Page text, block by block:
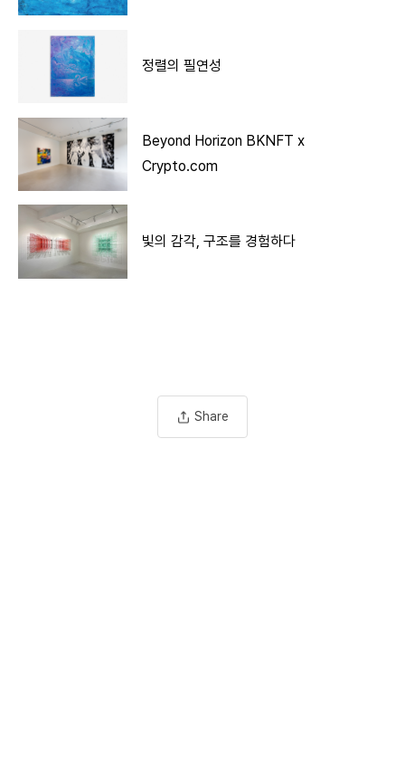
정렬의 필연성
Beyond Horizon BKNFT x
Crypto.com
빛의 감각, 구조를 경험하다
Share